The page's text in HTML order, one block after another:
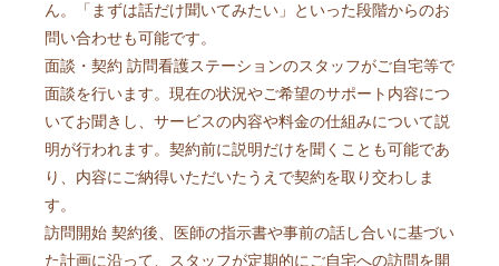
ん。「まずは話だけ聞いてみたい」といった段階からのお
問い合わせも可能です。
面談・契約 訪問看護ステーションのスタッフがご自宅等で
面談を行います。現在の状況やご希望のサポート内容につ
いてお聞きし、サービスの内容や料金の仕組みについて説
明が行われます。契約前に説明だけを聞くことも可能であ
り、内容にご納得いただいたうえで契約を取り交わしま
す。
訪問開始 契約後、医師の指示書や事前の話し合いに基づい
た計画に沿って、スタッフが定期的にご自宅への訪問を開